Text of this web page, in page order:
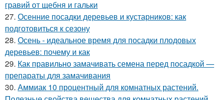
гравий от щебня и гальки
27. Осенние посадки деревьев и кустарников: как
подготовиться к сезону
28. Осень - идеальное время для посадки плодовых
деревьев: почему и как
29. Как правильно замачивать семена перед посадкой —
препараты для замачивания
30. Аммиак 10 процентный для комнатных растений.